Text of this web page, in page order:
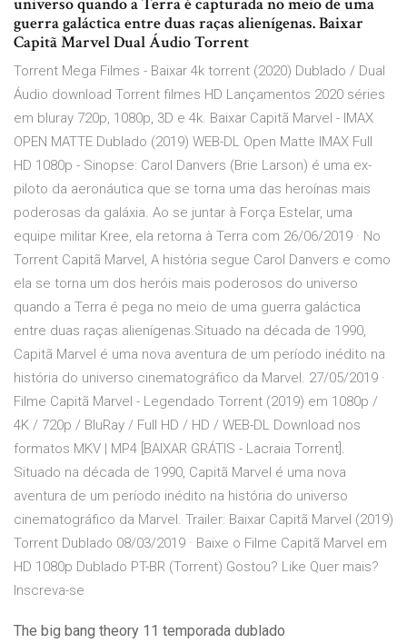
universo quando a Terra é capturada no meio de uma
guerra galáctica entre duas raças alienígenas. Baixar
Capitã Marvel Dual Áudio Torrent
Torrent Mega Filmes - Baixar 4k torrent (2020) Dublado / Dual
Áudio download Torrent filmes HD Lançamentos 2020 séries
em bluray 720p, 1080p, 3D e 4k. Baixar Capitã Marvel - IMAX
OPEN MATTE Dublado (2019) WEB-DL Open Matte IMAX Full
HD 1080p - Sinopse: Carol Danvers (Brie Larson) é uma ex-
piloto da aeronáutica que se torna uma das heroínas mais
poderosas da galáxia. Ao se juntar à Força Estelar, uma
equipe militar Kree, ela retorna à Terra com 26/06/2019 · No
Torrent Capitã Marvel, A história segue Carol Danvers e como
ela se torna um dos heróis mais poderosos do universo
quando a Terra é pega no meio de uma guerra galáctica
entre duas raças alienígenas.Situado na década de 1990,
Capitã Marvel é uma nova aventura de um período inédito na
história do universo cinematográfico da Marvel. 27/05/2019 ·
Filme Capitã Marvel - Legendado Torrent (2019) em 1080p /
4K / 720p / BluRay / Full HD / HD / WEB-DL Download nos
formatos MKV | MP4 [BAIXAR GRÁTIS - Lacraia Torrent].
Situado na década de 1990, Capitã Marvel é uma nova
aventura de um período inédito na história do universo
cinematográfico da Marvel. Trailer: Baixar Capitã Marvel (2019)
Torrent Dublado 08/03/2019 · Baixe o Filme Capitã Marvel em
HD 1080p Dublado PT-BR (Torrent) Gostou? Like Quer mais?
Inscreva-se
The big bang theory 11 temporada dublado